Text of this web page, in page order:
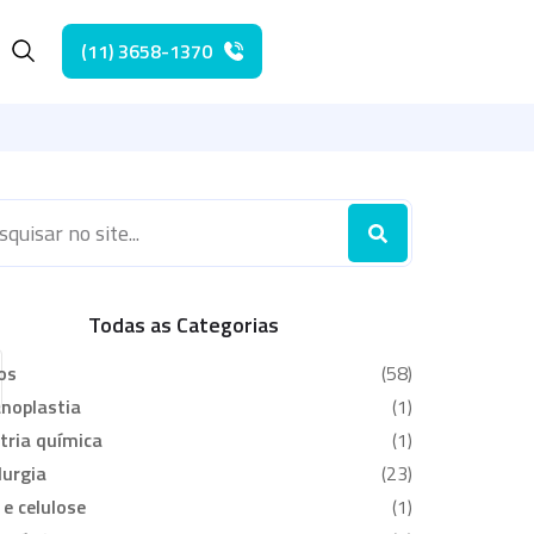
(11) 3658-1370
Todas as Categorias
(58)
(1)
química
(1)
(23)
celulose
(1)